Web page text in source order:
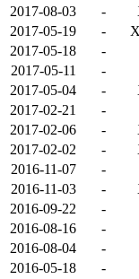
2017-08-03
-
2017-05-19
-
2017-05-18
-
2017-05-11
-
2017-05-04
-
2017-02-21
-
2017-02-06
-
2017-02-02
-
2016-11-07
-
2016-11-03
-
2016-09-22
-
2016-08-16
-
2016-08-04
-
2016-05-18
-